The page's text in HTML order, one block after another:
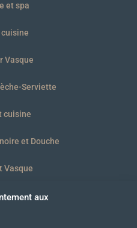
aux
et spa
cuisine
Vasque
Serviette
cuisine
et Douche
Vasque